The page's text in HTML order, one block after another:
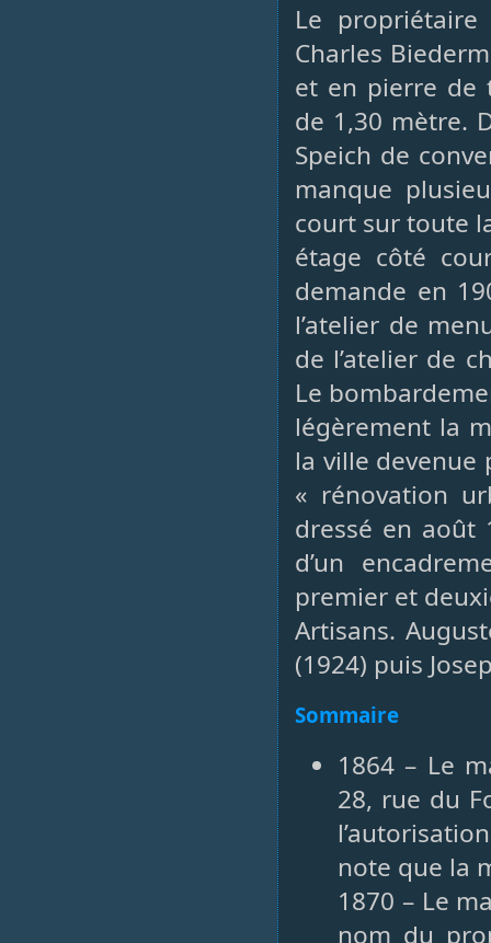
Le
Charles
et en pierre de
de 1,30 mètre.
Speich de
manque
court sur toute
étage côté
demande en
l’atelier de
de l’atelier de
Le
légèrement la
la ville
« rénovation
dressé en août
d’un
premier et
Artisans.
(1924) puis
Sommaire
1864 – Le
28, rue du
note que la
1870 – Le
nom du